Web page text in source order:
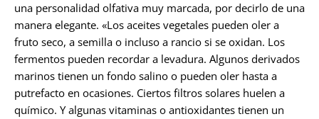
una personalidad olfativa muy marcada, por decirlo de una
manera elegante. «Los aceites vegetales pueden oler a
fruto seco, a semilla o incluso a rancio si se oxidan. Los
fermentos pueden recordar a levadura. Algunos derivados
marinos tienen un fondo salino o pueden oler hasta a
putrefacto en ocasiones. Ciertos filtros solares huelen a
químico. Y algunas vitaminas o antioxidantes tienen un